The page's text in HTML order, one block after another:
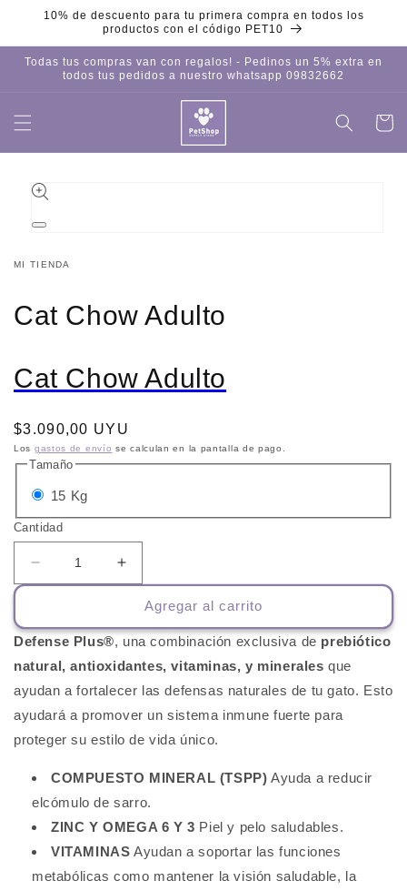
directamente
10% de descuento para tu primera compra en todos los
productos con el código PET10
Todas tus compras van con regalos! - Pedinos un 5% extra en
todos tus pedidos a nuestro whatsapp 09832662
Iniciar
sesión
Carrito
directamente
a la
del producto
Abrir
multimedia
1
ventana
modal
MI TIENDA
Cat Chow Adulto
Cat Chow Adulto
Precio
habitual
$3.090,00 UYU
Los gastos de envío se calculan en la pantalla de pago.
Tamaño
15 KgVariante
agotada
o
Cantidad
Reducir
cantidad
Cat
Chow
Adulto
Aumentar
cantidad
para
Cat
Chow
Adulto
Agregar al carrito
Defense Plus®, una combinación exclusiva de prebiótico
natural, antioxidantes, vitaminas, y minerales que
ayudan a fortalecer las defensas naturales de tu gato. Esto
ayudará a promover un sistema inmune fuerte para
proteger su estilo de vida único.
COMPUESTO MINERAL (TSPP) Ayuda a reducir
elcómulo de sarro.
ZINC Y OMEGA 6 Y 3 Piel y pelo saludables.
VITAMINAS Ayudan a soportar las funciones
metabólicas como mantener la visión saludable, la